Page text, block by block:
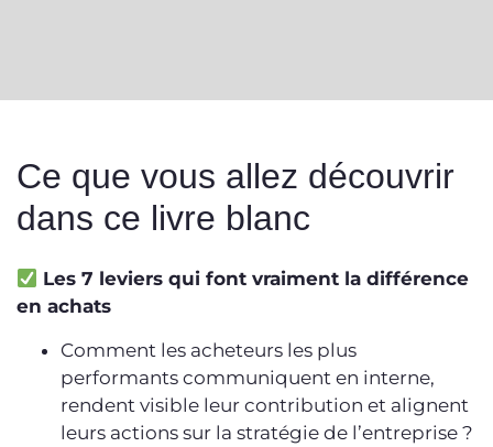
Ce que vous allez découvrir
dans ce livre blanc
Les 7 leviers qui font vraiment la différence
en achats
Comment les acheteurs les plus
performants communiquent en interne,
rendent visible leur contribution et alignent
leurs actions sur la stratégie de l’entreprise ?